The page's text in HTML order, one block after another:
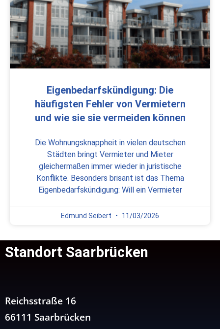
Eigenbedarfskündigung: Die
häufigsten Fehler von Vermietern
und wie sie sie vermeiden können
Die Wohnungsknappheit in vielen deutschen
Städten bringt Vermieter und Mieter
gleichermaßen immer wieder in juristische
Konflikte. Besonders brisant ist das Thema
Eigenbedarfskündigung: Will ein Vermieter
Edmund Seibert 11/03/2026
Standort Saarbrücken
Reichsstraße 16
66111 Saarbrücken